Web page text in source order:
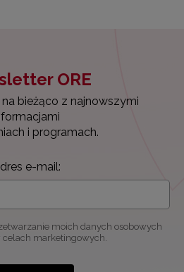
ORE
bieżąco z najnowszymi
i programach.
e-mail:
moich danych osobowych
celach marketingowych.